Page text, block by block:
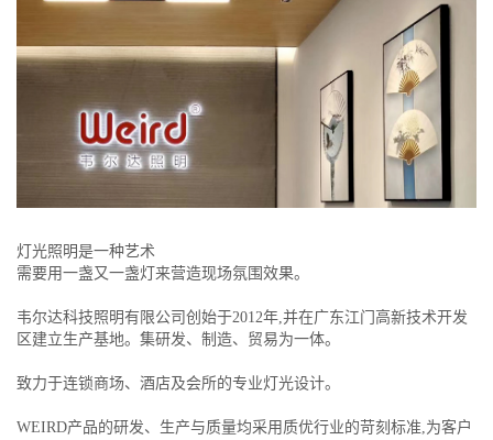
灯光照明是一种艺术
需要用一盏又一盏灯来营造现场氛围效果。
韦尔达科技照明有限公司创始于2012年,并在广东江门高新技术开发
区建立生产基地。集研发、制造、贸易为一体。
致力于连锁商场、酒店及会所的专业灯光设计。
WEIRD产品的研发、生产与质量均采用质优行业的苛刻标准,为客户